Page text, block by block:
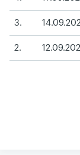
3.
2.